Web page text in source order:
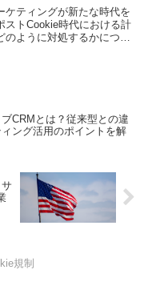
ケティングが新たな時代を
ストCookie時代における計
のように対処するかについ
CRMとは？従来型との違
ング活用のポイントを解
規制